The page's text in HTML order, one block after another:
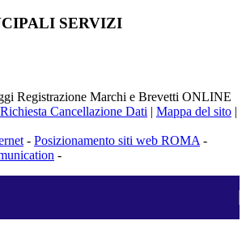
SERVIZI
Registrazione Marchi e Brevetti ONLINE
Richiesta Cancellazione Dati | Mappa del sito |
- Posizionamento siti web ROMA -
-